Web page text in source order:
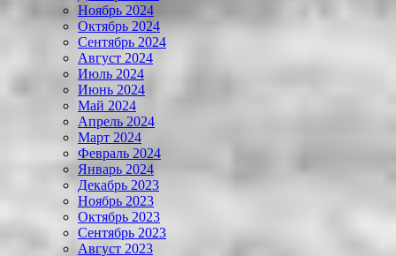
Ноябрь 2024
Октябрь 2024
Сентябрь 2024
Август 2024
Июль 2024
Июнь 2024
Май 2024
Апрель 2024
Март 2024
Февраль 2024
Январь 2024
Декабрь 2023
Ноябрь 2023
Октябрь 2023
Сентябрь 2023
Август 2023